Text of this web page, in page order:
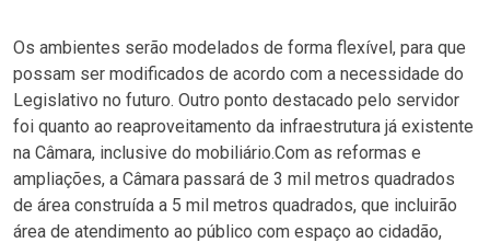
Os ambientes serão modelados de forma flexível, para que
possam ser modificados de acordo com a necessidade do
Legislativo no futuro. Outro ponto destacado pelo servidor
foi quanto ao reaproveitamento da infraestrutura já existente
na Câmara, inclusive do mobiliário.Com as reformas e
ampliações, a Câmara passará de 3 mil metros quadrados
de área construída a 5 mil metros quadrados, que incluirão
área de atendimento ao público com espaço ao cidadão,